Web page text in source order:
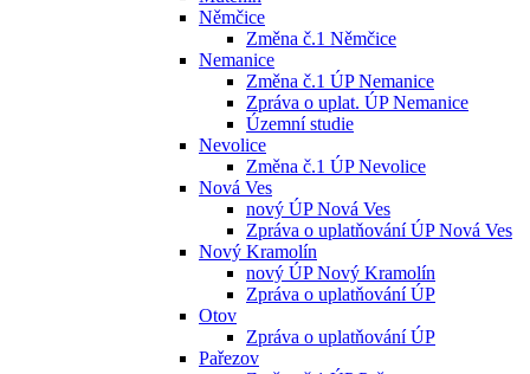
Němčice
Změna č.1 Němčice
Nemanice
Změna č.1 ÚP Nemanice
Zpráva o uplat. ÚP Nemanice
Územní studie
Nevolice
Změna č.1 ÚP Nevolice
Nová Ves
nový ÚP Nová Ves
Zpráva o uplatňování ÚP Nová Ves
Nový Kramolín
nový ÚP Nový Kramolín
Zpráva o uplatňování ÚP
Otov
Zpráva o uplatňování ÚP
Pařezov